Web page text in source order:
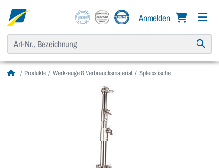
Anmelden
Produkte Werkzeuge & Verbrauchsmaterial Spleisstische